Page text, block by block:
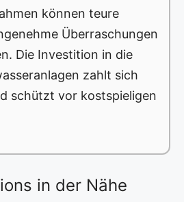
können teure
Überraschungen
Die Investition in die
zahlt sich
schützt vor kostspieligen
in der Nähe